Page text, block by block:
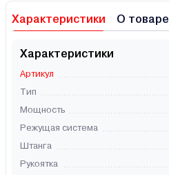
Характеристики О товаре
Характеристики
Артикул
Тип
Мощность
Режущая система
Штанга
Рукоятка